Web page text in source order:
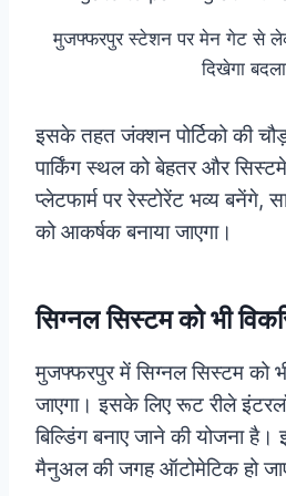
मुजफ्फरपुर स्टेशन पर मेन गेट से
दिखेगा
इसके तहत जंक्शन पोर्टिको की
पार्किंग स्थल को बेहतर और
प्लेटफार्म पर रेस्टोरेंट भव्य बनेंगे,
को आकर्षक बनाया जाएगा।
सिग्नल सिस्टम को भी
मुजफ्फरपुर में सिग्नल सिस्टम को
जाएगा। इसके लिए रूट रीले
बिल्डिंग बनाए जाने की योजना
मैनुअल की जगह ऑटोमेटिक हो